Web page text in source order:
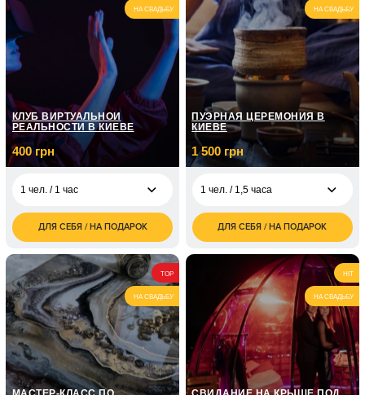
1 чел. / 12 занятий по
1 часу
7 150
грн
1 чел. / 3 занятия
2 100
грн
НА СВАДЬБУ
КЛУБ ВИРТУАЛЬНОЙ
РЕАЛЬНОСТИ В КИЕВЕ
400 грн
1 чел. / 1 час
грн
2 чел. / 1 час
800
грн
3 чел. / 1 час
1 200
грн
4 чел. / 1 час
1 600
ДЛЯ СЕБЯ / НА ПОДАРОК
НА СВАДЬБУ
ПУЭРНАЯ ЦЕРЕМОНИЯ В
КИЕВЕ
1 500 грн
1 чел. / 1,5 часа
1 500
грн
2 чел. / 1,5 часа
3 000
грн
ДЛЯ СЕБЯ / НА ПОДАРОК
TOP
НА СВАДЬБУ
HIT
НА СВАДЬБУ